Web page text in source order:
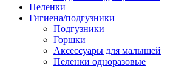
Пеленки
Гигиена/подгузники
Подгузники
Горшки
Аксессуары для малышей
Пеленки одноразовые